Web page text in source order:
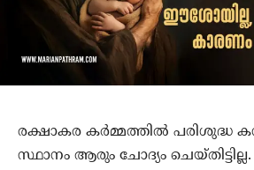
രക്ഷാകര കര്‍മ്മത്തില്‍ പരിശുദ്ധ
സ്ഥാനം ആരും ചോദ്യം